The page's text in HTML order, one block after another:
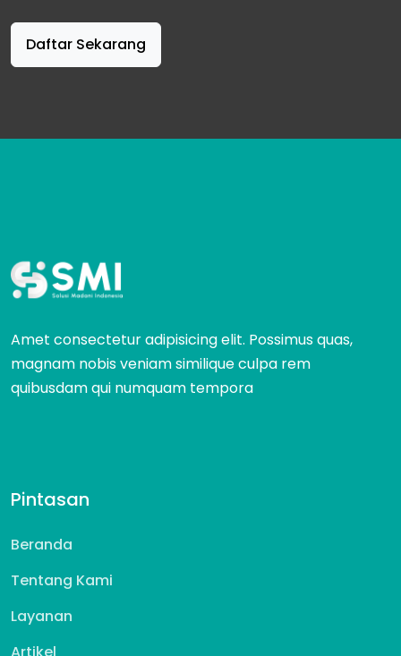
Daftar Sekarang
Amet consectetur adipisicing elit. Possimus quas,
magnam nobis veniam similique culpa rem
quibusdam qui numquam tempora
Pintasan
Beranda
Tentang Kami
Layanan